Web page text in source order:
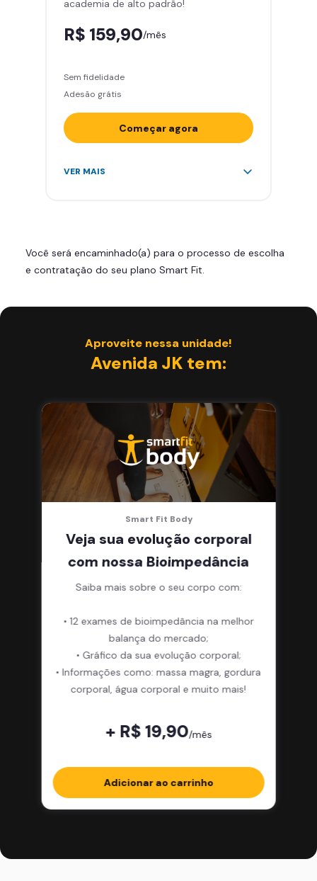
academia de alto padrão!
R$ 159,90/mês
Sem fidelidade
Adesão grátis
Começar agora
Acesso ilimitado a +2.000
Área de musculação e aeróbicos
Smart Fit App
VER MAIS
Você será encaminhado(a) para o processo de escolha
e contratação do seu plano Smart Fit.
Aproveite nessa unidade!
Avenida JK tem:
Smart Fit Body
Veja sua evolução corporal
com nossa Bioimpedância
Saiba mais sobre o seu corpo com:
• 12 exames de bioimpedância na melhor
balança do mercado;
• Gráfico da sua evolução corporal;
• Informações como: massa magra, gordura
corporal, água corporal e muito mais!
+ R$ 19,90/mês
Adicionar ao carrinho